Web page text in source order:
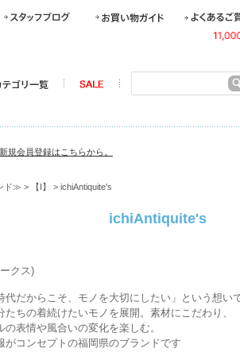
新規会員登録はこちらから。
ド≫ > 【I】 > ichiAntiquite's
ichiAntiquite's
クス)
代だからこそ、モノを大切にしたい」という想い
ちの着続けたいモノを展開。素材にこだわり、
表情や風合いの変化を楽しむ。
がコンセプトの福岡県のブランドです